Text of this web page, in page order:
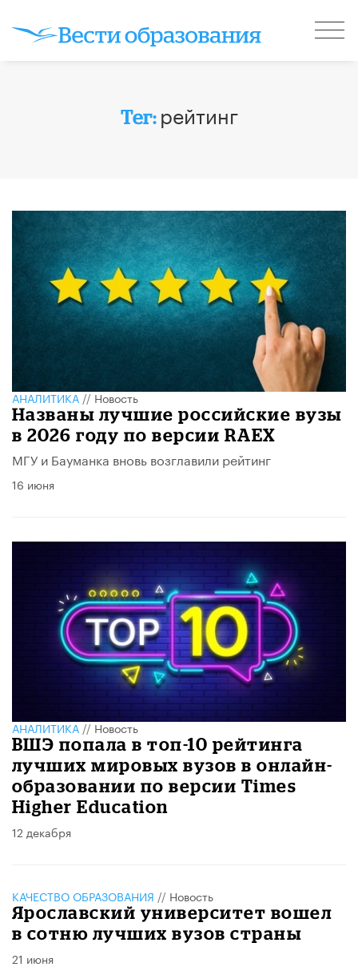
Тег: рейтинг
АНАЛИТИКА//Новость
Названы лучшие российские вузы
в 2026 году по версии RAEX
МГУ и Бауманка вновь возглавили рейтинг
16 июня
АНАЛИТИКА//Новость
ВШЭ попала в топ-10 рейтинга
лучших мировых вузов в онлайн-
образовании по версии Times
Higher Education
12 декабря
КАЧЕСТВО ОБРАЗОВАНИЯ // Новость
Ярославский университет вошел
в сотню лучших вузов страны
21 июня